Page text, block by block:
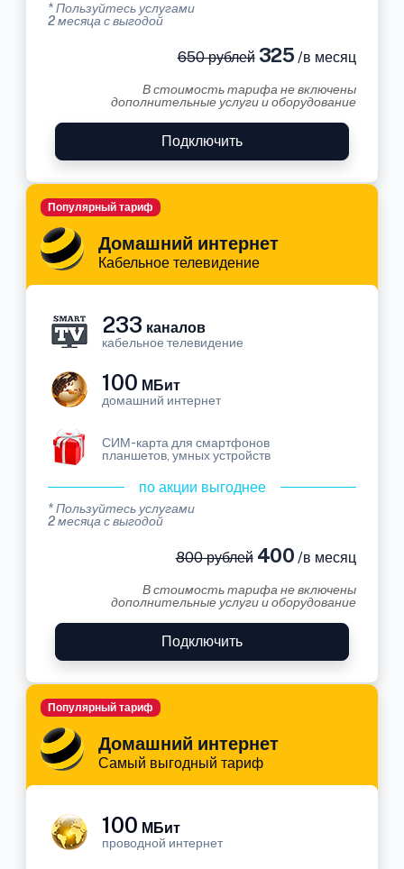
* Пользуйтесь услугами
2 месяца с выгодой
650 рублей325 /в месяц
В стоимость тарифа не включены
дополнительные услуги и оборудование
Подключить
Домашний интернет
Кабельное телевидение
Популярный тариф
233 каналов
кабельное телевидение
100 МБит
домашний интернет
СИМ-карта для смартфонов
планшетов, умных устройств
по акции выгоднее
* Пользуйтесь услугами
2 месяца с выгодой
800 рублей400 /в месяц
В стоимость тарифа не включены
дополнительные услуги и оборудование
Подключить
Домашний интернет
Самый выгодный тариф
Популярный тариф
100 МБит
проводной интернет